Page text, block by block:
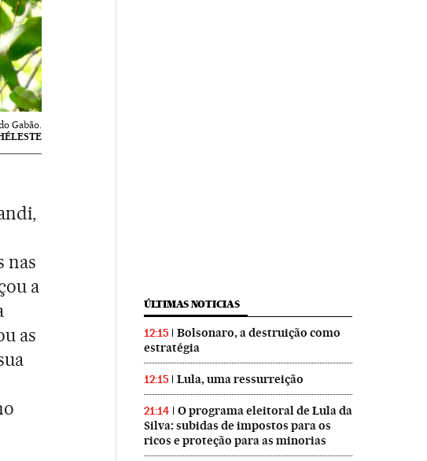
Gabão.
nas
a
as
ÚLTIMAS NOTICIAS
12:15
Bolsonaro, a destruição como
estratégia
12:15 Lula, uma ressurreição
21:14
O programa eleitoral de Lula da
Silva: subidas de impostos para os
ricos e proteção para as minorias